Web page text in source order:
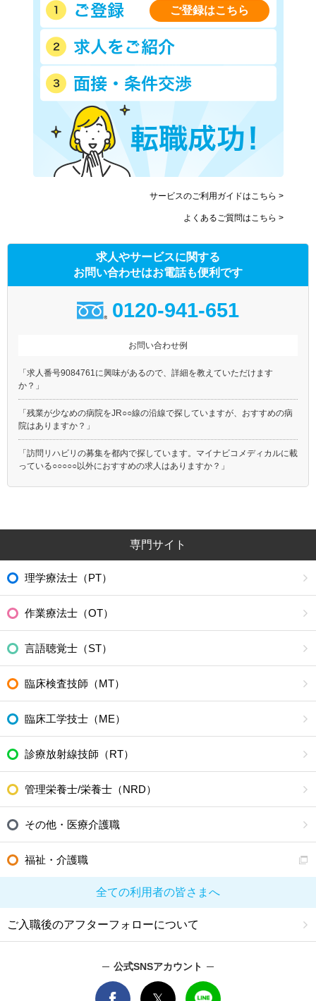
ご登録はこちら
サービスのご利用ガイドはこちら >
よくあるご質問はこちら >
求人やサービスに関する
お問い合わせはお電話も便利です
0120-941-651
お問い合わせ例
「求人番号9084761に興味があるので、詳細を教えていただけます
か？」
「残業が少なめの病院をJR○○線の沿線で探していますが、おすすめの病
院はありますか？」
「訪問リハビリの募集を都内で探しています。マイナビコメディカルに載
っている○○○○○以外におすすめの求人はありますか？」
専門サイト
理学療法士（PT）
作業療法士（OT）
言語聴覚士（ST）
臨床検査技師（MT）
臨床工学技士（ME）
診療放射線技師（RT）
管理栄養士/栄養士（NRD）
その他・医療介護職
福祉・介護職
全ての利用者の皆さまへ
ご入職後のアフターフォローについて
公式SNSアカウント